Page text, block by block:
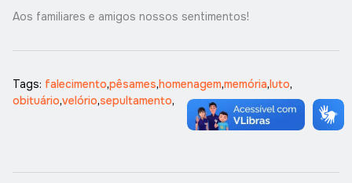
Aos familiares e amigos nossos sentimentos!
Tags: falecimento,pêsames,homenagem,memória,luto,
obituário,velório,sepultamento,